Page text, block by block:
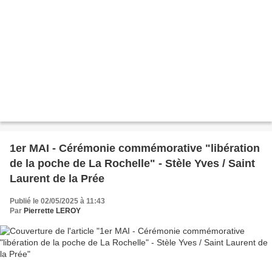
1er MAI - Cérémonie commémorative "libération
de la poche de La Rochelle" - Stèle Yves / Saint
Laurent de la Prée
Publié le 02/05/2025 à 11:43
Par Pierrette LEROY